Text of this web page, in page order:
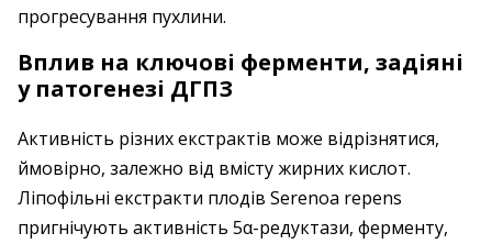
прогресування пухлини.
Вплив на ключові ферменти, задіяні
у патогенезі ДГПЗ
Активність різних екстрактів може відрізнятися,
ймовірно, залежно від вмісту жирних кислот.
Ліпофільні екстракти плодів Serenoa repens
пригнічують активність 5α-редуктази, ферменту,